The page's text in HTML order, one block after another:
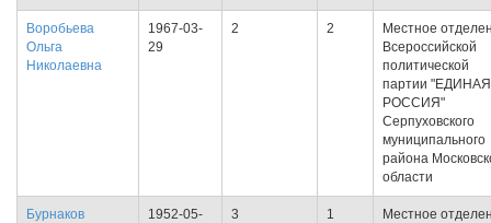
Воробьева
Ольга
Николаевна
1967-03-
29
2 2
Местное
Всероссийской
политической
партии "ЕДИНАЯ
РОССИЯ"
Серпуховского
муниципального
района
области
Бурнаков
1952-05-
3 1
Местное